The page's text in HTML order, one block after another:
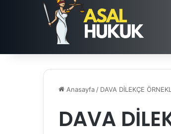
Anasayfa / DAVA DİLEKÇE
DAVA